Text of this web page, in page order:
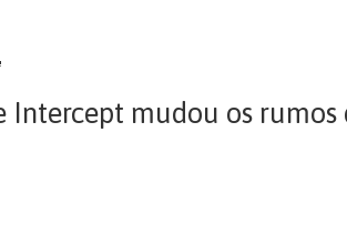
Intercept mudou os